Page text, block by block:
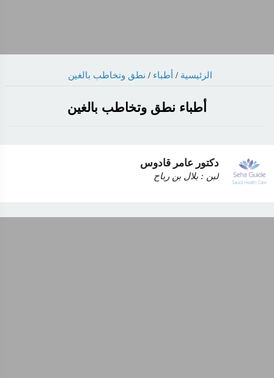
الرئيسية / أطباء / نطق وتخاطب بالغين
أطباء نطق وتخاطب بالغين
دكتور عامر قادوس
لبن : بلال بن رباح